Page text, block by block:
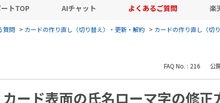
トTOP AIチャット よくあるご質問 楽
質問 > カードの作り直し（切り替え）・更新・解約 > カードの作り直し（切
FAQ No. : 216 公
カード表面の氏名ローマ字の修正